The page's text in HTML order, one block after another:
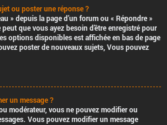
ou poster une réponse ?
» depuis la page d’un forum ou « Répondre »
que vous ayez besoin d’être enregistré pour
options disponibles est affichée en bas de page
poster de nouveaux sujets, Vouspouvez
un message ?
modérateur, vous ne pouvez modifier ou
Vous pouvez modifier un message